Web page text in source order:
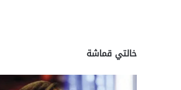
خالتي قماشة